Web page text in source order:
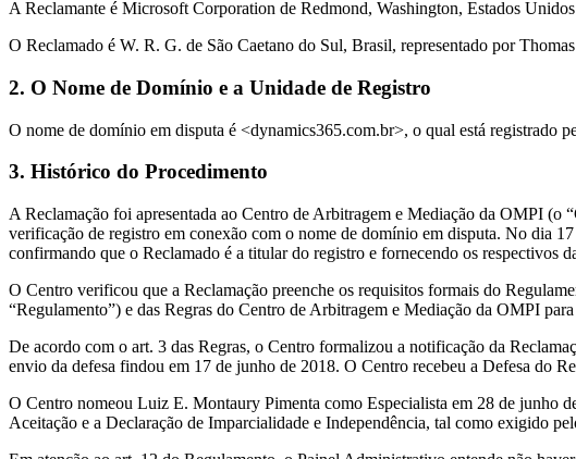
A Reclamante é Microsoft Corporation de Redmond, Washington, Estados
O Reclamado é W. R. G. de São Caetano do Sul, Brasil, representado por
2. O Nome de Domínio e a Unidade de Registro
O nome de domínio em disputa é <dynamics365.com.br>, o qual está registrado
3. Histórico do Procedimento
A Reclamação foi apresentada ao Centro de Arbitragem e Mediação da OMPI
verificação de registro em conexão com o nome de domínio em disputa. No dia
confirmando que o Reclamado é a titular do registro e fornecendo os respectivos
O Centro verificou que a Reclamação preenche os requisitos formais do
“Regulamento”) e das Regras do Centro de Arbitragem e Mediação da OMPI
De acordo com o art. 3 das Regras, o Centro formalizou a notificação da
envio da defesa findou em 17 de junho de 2018. O Centro recebeu a Defesa do
O Centro nomeou Luiz E. Montaury Pimenta como Especialista em 28 de junho
Aceitação e a Declaração de Imparcialidade e Independência, tal como exigido